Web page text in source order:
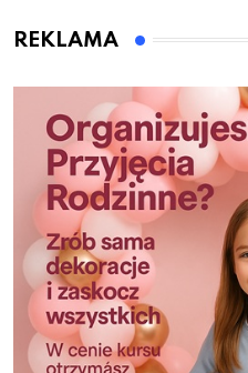
REKLAMA